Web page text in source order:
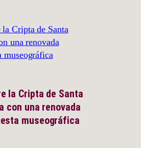
la Cripta de Santa
con una renovada
museográfica